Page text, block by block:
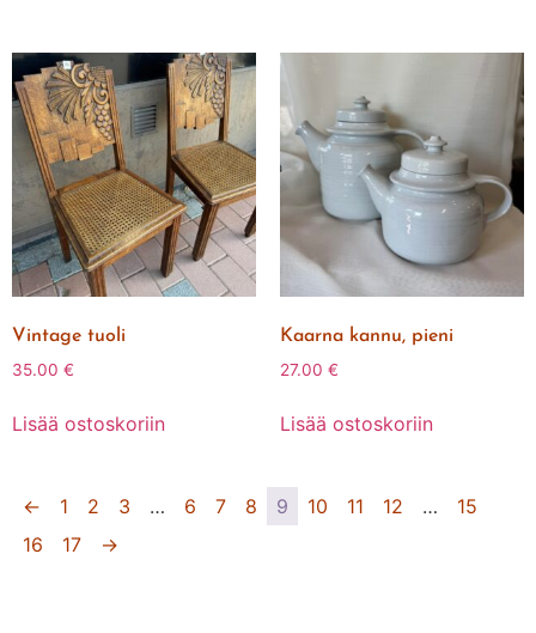
Vintage tuoli
35.00 €
Lisää ostoskoriin
Kaarna kannu, pieni
27.00 €
Lisää ostoskoriin
← 1 2 3 … 6 7 8 9 10 11 12 …
15
16
17 →